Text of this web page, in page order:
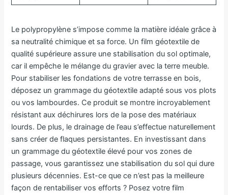
Le polypropylène s’impose comme la matière idéale grâce à
sa neutralité chimique et sa force. Un film géotextile de
qualité supérieure assure une stabilisation du sol optimale,
car il empêche le mélange du gravier avec la terre meuble.
Pour stabiliser les fondations de votre terrasse en bois,
déposez un grammage du géotextile adapté sous vos plots
ou vos lambourdes. Ce produit se montre incroyablement
résistant aux déchirures lors de la pose des matériaux
lourds. De plus, le drainage de l’eau s’effectue naturellement
sans créer de flaques persistantes. En investissant dans
un grammage du géotextile élevé pour vos zones de
passage, vous garantissez une stabilisation du sol qui dure
plusieurs décennies. Est-ce que ce n’est pas la meilleure
façon de rentabiliser vos efforts ? Posez votre film